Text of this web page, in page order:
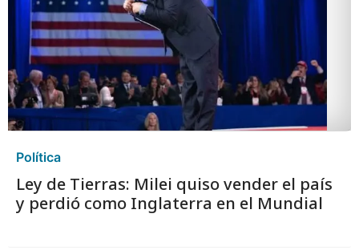
Política
Ley de Tierras: Milei quiso vender el país
y perdió como Inglaterra en el Mundial